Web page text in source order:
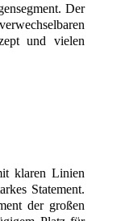
Der
und vielen
klaren Linien
Statement.
der großen